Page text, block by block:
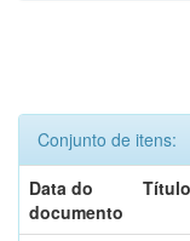
Conjunto de itens:
Data do
documento
Título